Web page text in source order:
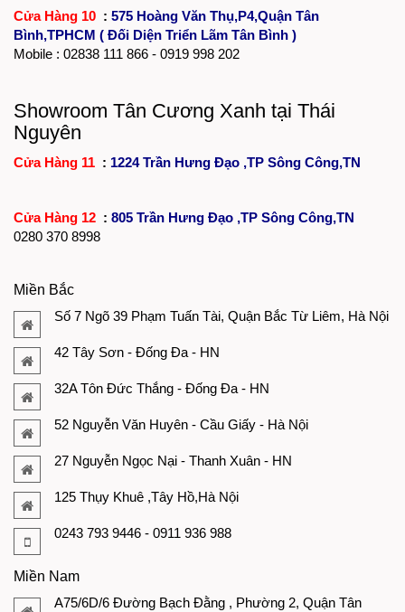
Cửa Hàng 10 : 575 Hoàng Văn Thụ,P4,Quận Tân
Bình,TPHCM ( Đối Diện Triển Lãm Tân Bình )
Mobile : 02838 111 866 - 0919 998 202
Showroom Tân Cương Xanh tại Thái
Nguyên
Cửa Hàng 11 : 1224 Trần Hưng Đạo ,TP Sông Công,TN
Cửa Hàng 12 : 805 Trần Hưng Đạo ,TP Sông Công,TN
0280 370 8998
Miền Bắc
Số 7 Ngõ 39 Phạm Tuấn Tài, Quận Bắc Từ Liêm, Hà Nội
42 Tây Sơn - Đống Đa - HN
32A Tôn Đức Thắng - Đống Đa - HN
52 Nguyễn Văn Huyên - Cầu Giấy - Hà Nội
27 Nguyễn Ngọc Nại - Thanh Xuân - HN
125 Thụy Khuê ,Tây Hồ,Hà Nội
0243 793 9446 - 0911 936 988
Miền Nam
A75/6D/6 Đường Bạch Đằng , Phường 2, Quận Tân